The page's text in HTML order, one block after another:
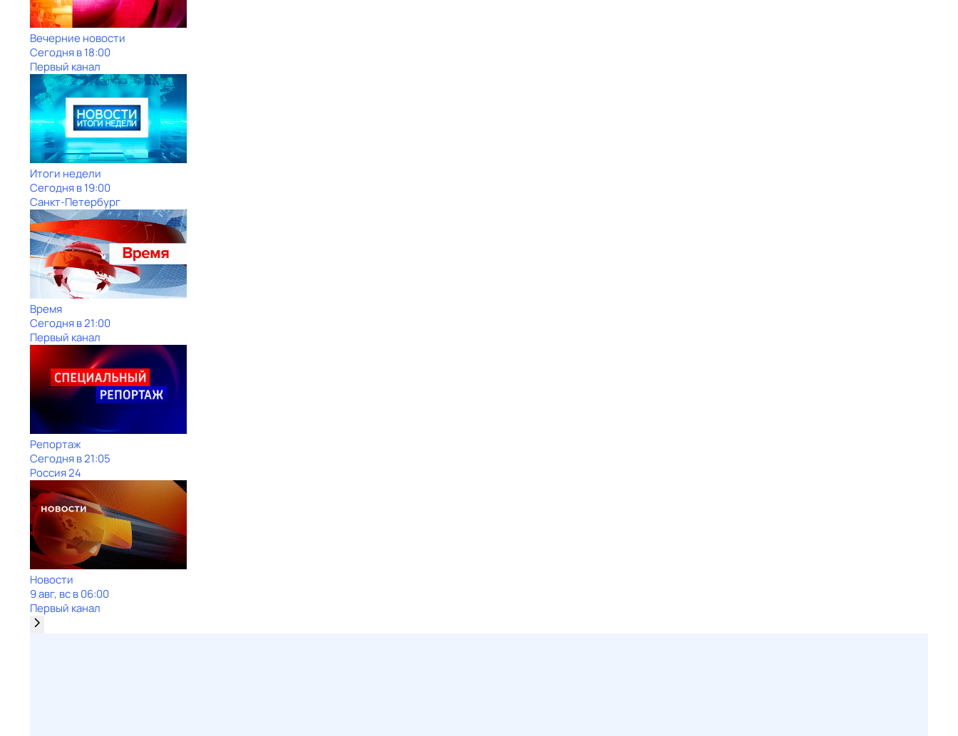
Вечерние новости
Сегодня в 18:00
Первый канал
Итоги недели
Сегодня в 19:00
Санкт-Петербург
Время
Сегодня в 21:00
Первый канал
Репортаж
Сегодня в 21:05
Россия 24
Новости
9 авг, вс в 06:00
Первый канал